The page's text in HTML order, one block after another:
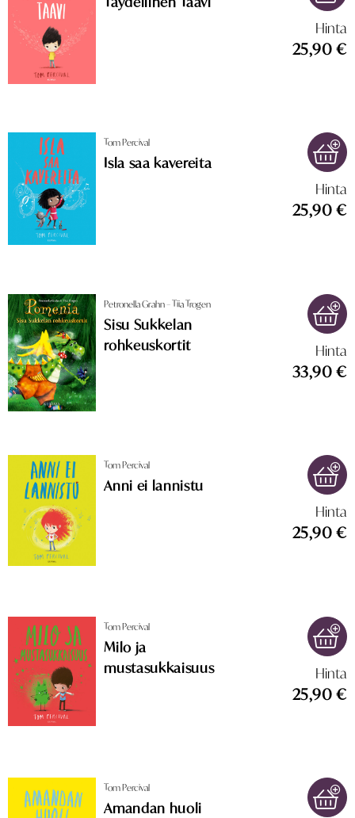
Hinta
25,90 €
Hinta
25,90 €
Tom Percival
Isla saa kavereita
Hinta
33,90 €
Petronella Grahn – Tiia Trogen
Sisu Sukkelan
rohkeuskortit
Hinta
25,90 €
Tom Percival
Anni ei lannistu
Hinta
25,90 €
Tom Percival
Milo ja
mustasukkaisuus
Tom Percival
Amandan huoli